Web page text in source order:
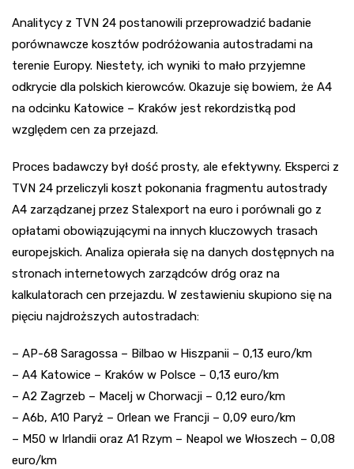
Analitycy z TVN 24 postanowili przeprowadzić badanie
porównawcze kosztów podróżowania autostradami na
terenie Europy. Niestety, ich wyniki to mało przyjemne
odkrycie dla polskich kierowców. Okazuje się bowiem, że A4
na odcinku Katowice – Kraków jest rekordzistką pod
względem cen za przejazd.
Proces badawczy był dość prosty, ale efektywny. Eksperci z
TVN 24 przeliczyli koszt pokonania fragmentu autostrady
A4 zarządzanej przez Stalexport na euro i porównali go z
opłatami obowiązującymi na innych kluczowych trasach
europejskich. Analiza opierała się na danych dostępnych na
stronach internetowych zarządców dróg oraz na
kalkulatorach cen przejazdu. W zestawieniu skupiono się na
pięciu najdroższych autostradach:
– AP-68 Saragossa – Bilbao w Hiszpanii – 0,13 euro/km
– A4 Katowice – Kraków w Polsce – 0,13 euro/km
– A2 Zagrzeb – Macelj w Chorwacji – 0,12 euro/km
– A6b, A10 Paryż – Orlean we Francji – 0,09 euro/km
– M50 w Irlandii oraz A1 Rzym – Neapol we Włoszech – 0,08
euro/km